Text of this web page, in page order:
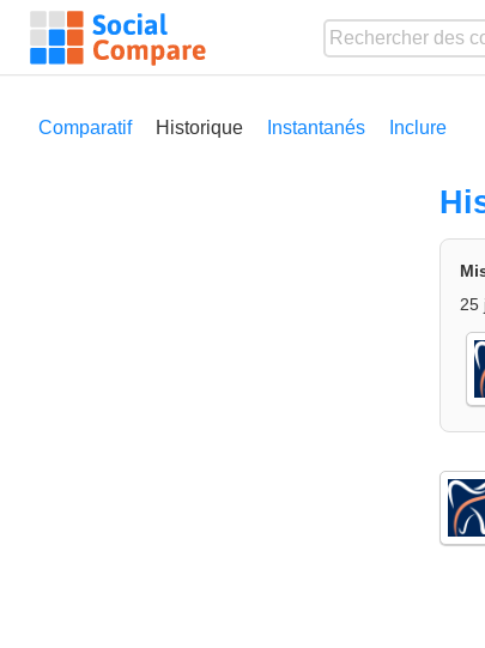
Comparatif Historique Instantanés Inclure
25